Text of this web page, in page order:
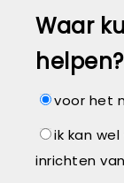
Waar
helpen?
voor het
ik kan
inrichten